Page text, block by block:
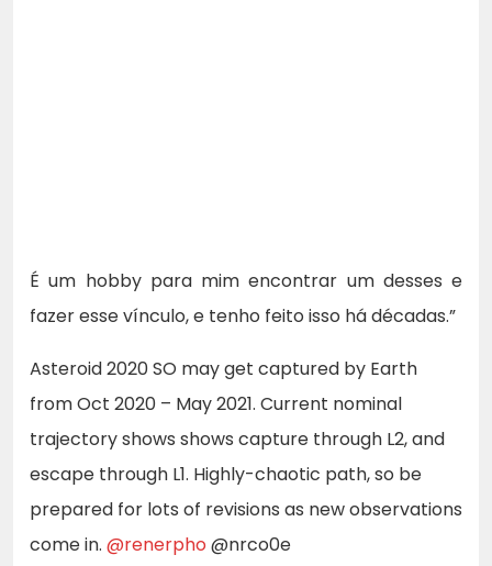
É um hobby para mim encontrar um desses e
fazer esse vínculo, e tenho feito isso há décadas.”
Asteroid 2020 SO may get captured by Earth
from Oct 2020 – May 2021. Current nominal
trajectory shows shows capture through L2, and
escape through L1. Highly-chaotic path, so be
prepared for lots of revisions as new observations
come in. @renerpho @nrco0e